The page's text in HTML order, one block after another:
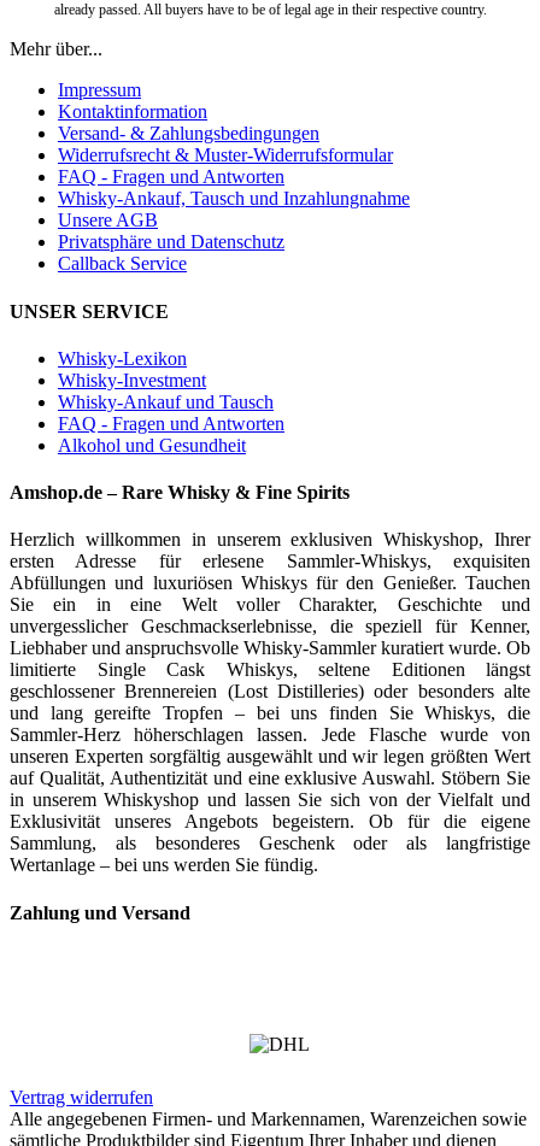
already passed. All buyers have to be of legal age in their respective country.
Mehr über...
Impressum
Kontaktinformation
Versand- & Zahlungsbedingungen
Widerrufsrecht & Muster-Widerrufsformular
FAQ - Fragen und Antworten
Whisky-Ankauf, Tausch und Inzahlungnahme
Unsere AGB
Privatsphäre und Datenschutz
Callback Service
UNSER SERVICE
Whisky-Lexikon
Whisky-Investment
Whisky-Ankauf und Tausch
FAQ - Fragen und Antworten
Alkohol und Gesundheit
Amshop.de – Rare Whisky & Fine Spirits
Herzlich willkommen in unserem exklusiven Whiskyshop, Ihrer
ersten Adresse für erlesene Sammler-Whiskys, exquisiten
Abfüllungen und luxuriösen Whiskys für den Genießer. Tauchen
Sie ein in eine Welt voller Charakter, Geschichte und
unvergesslicher Geschmackserlebnisse, die speziell für Kenner,
Liebhaber und anspruchsvolle Whisky-Sammler kuratiert wurde. Ob
limitierte Single Cask Whiskys, seltene Editionen längst
geschlossener Brennereien (Lost Distilleries) oder besonders alte
und lang gereifte Tropfen – bei uns finden Sie Whiskys, die
Sammler-Herz höherschlagen lassen. Jede Flasche wurde von
unseren Experten sorgfältig ausgewählt und wir legen größten Wert
auf Qualität, Authentizität und eine exklusive Auswahl. Stöbern Sie
in unserem Whiskyshop und lassen Sie sich von der Vielfalt und
Exklusivität unseres Angebots begeistern. Ob für die eigene
Sammlung, als besonderes Geschenk oder als langfristige
Wertanlage – bei uns werden Sie fündig.
Zahlung und Versand
Vertrag widerrufen
Alle angegebenen Firmen- und Markennamen, Warenzeichen sowie
sämtliche Produktbilder sind Eigentum Ihrer Inhaber und dienen